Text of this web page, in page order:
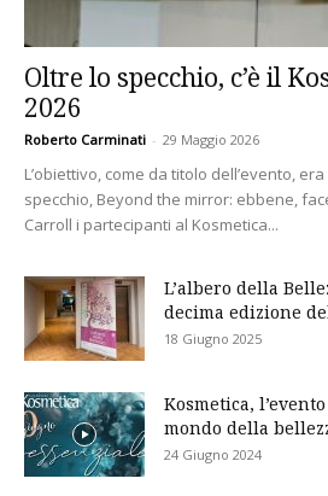
Oltre lo specchio, c’è il
2026
Roberto Carminati - 29 Maggio 2026
L’obiettivo, come da titolo dell’evento,
specchio, Beyond the mirror: ebbene,
Carroll i partecipanti al Kosmetica...
L’albero della
decima edizione
18 Giugno 2025
Kosmetica,
mondo della
24 Giugno 2024